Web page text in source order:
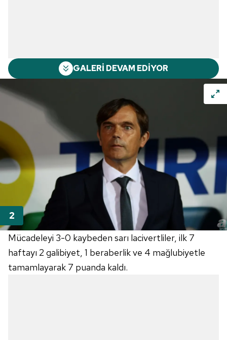
GALERİ DEVAM EDİYOR
Mücadeleyi 3-0 kaybeden sarı lacivertliler, ilk 7
haftayı 2 galibiyet, 1 beraberlik ve 4 mağlubiyetle
tamamlayarak 7 puanda kaldı.